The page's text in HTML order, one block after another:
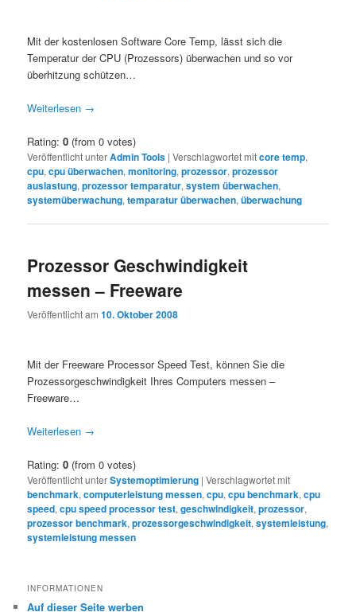
Mit der kostenlosen Software Core Temp, lässt sich die
Temperatur der CPU (Prozessors) überwachen und so vor
überhitzung schützen…
Weiterlesen →
Rating:0 (from 0 votes)
Veröffentlicht unterAdmin Tools |Verschlagwortet mitcore temp,
cpu,cpu überwachen,monitoring,prozessor,prozessor
auslastung,prozessor temparatur,system überwachen,
systemüberwachung,temparatur überwachen,überwachung
Prozessor Geschwindigkeit
messen – Freeware
Veröffentlicht am10. Oktober 2008
Mit der Freeware Processor Speed Test, können Sie die
Prozessorgeschwindigkeit Ihres Computers messen –
Freeware…
Weiterlesen →
Rating:0 (from 0 votes)
Veröffentlicht unterSystemoptimierung |Verschlagwortet mit
benchmark,computerleistung messen,cpu,cpu benchmark,cpu
speed,cpu speed processor test,geschwindigkeit,prozessor,
prozessor benchmark,prozessorgeschwindigkeit,systemleistung,
systemleistung messen
INFORMATIONEN
Auf dieser Seite werben